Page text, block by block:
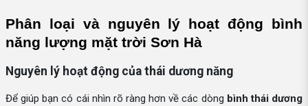
Phân loại và nguyên lý hoạt động bình
năng lượng mặt trời Sơn Hà
Nguyên lý hoạt động của thái dương năng
Để giúp bạn có cái nhìn rõ ràng hơn về các dòng bình thái dương